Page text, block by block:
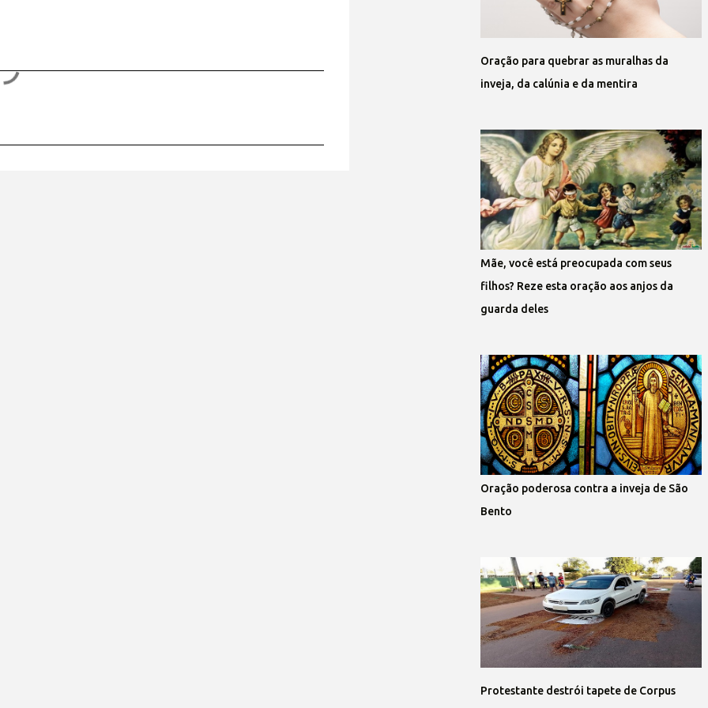
Oração para quebrar as muralhas da
inveja, da calúnia e da mentira
Mãe, você está preocupada com seus
filhos? Reze esta oração aos anjos da
guarda deles
Oração poderosa contra a inveja de São
Bento
Protestante destrói tapete de Corpus